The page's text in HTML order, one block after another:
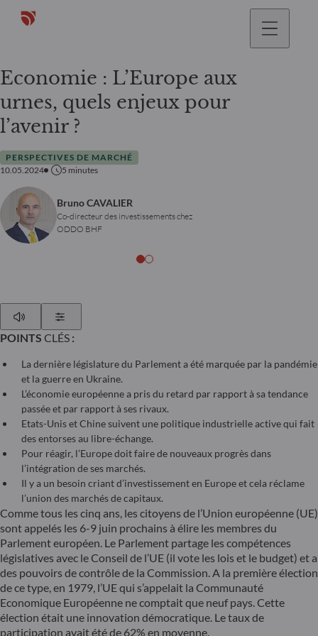
Economie : L’Europe aux
urnes, quels enjeux pour
l’avenir ?
PERSPECTIVES DE MARCHÉ
10.05.2024
5 minutes
Bruno CAVALIER
Co-directeur des investissements chez
ODDO BHF
POINTS CLÉS :
La dernière législature du Parlement a été marquée par la pandémie
et la guerre en Ukraine.
L’économie européenne a pris du retard par rapport à sa tendance
passée et par rapport à ses rivaux.
Etats-Unis et Chine suivent une politique industrielle active qui fait
des entorses au libre-échange.
Pour réagir, l’Europe doit faire de nouveaux progrès dans
l’intégration de ses marchés.
Il y a un besoin criant d’investissement en Europe et cela réclame
l’union des marchés de capitaux.
Comme tous les cinq ans, les citoyens de l’Union européenne (UE)
sont appelés les 6-9 juin prochains à élire les membres du
Parlement européen. Le Parlement partage les compétences
législatives avec le Conseil de l’UE (il vote les lois et le budget) et a
des pouvoirs de contrôle de la Commission. A la première élection
de ce type, en 1979, l’UE qui s’appelait la Communauté
Economique Européenne ne comptait que neuf pays. Cette
élection était une innovation démocratique. Le taux de
participation avait été de 62% en moyenne.